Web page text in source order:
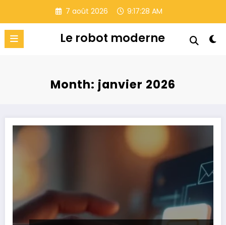
contenu
7 août 2026 9:17:28 AM
Le robot moderne
Month: janvier 2026